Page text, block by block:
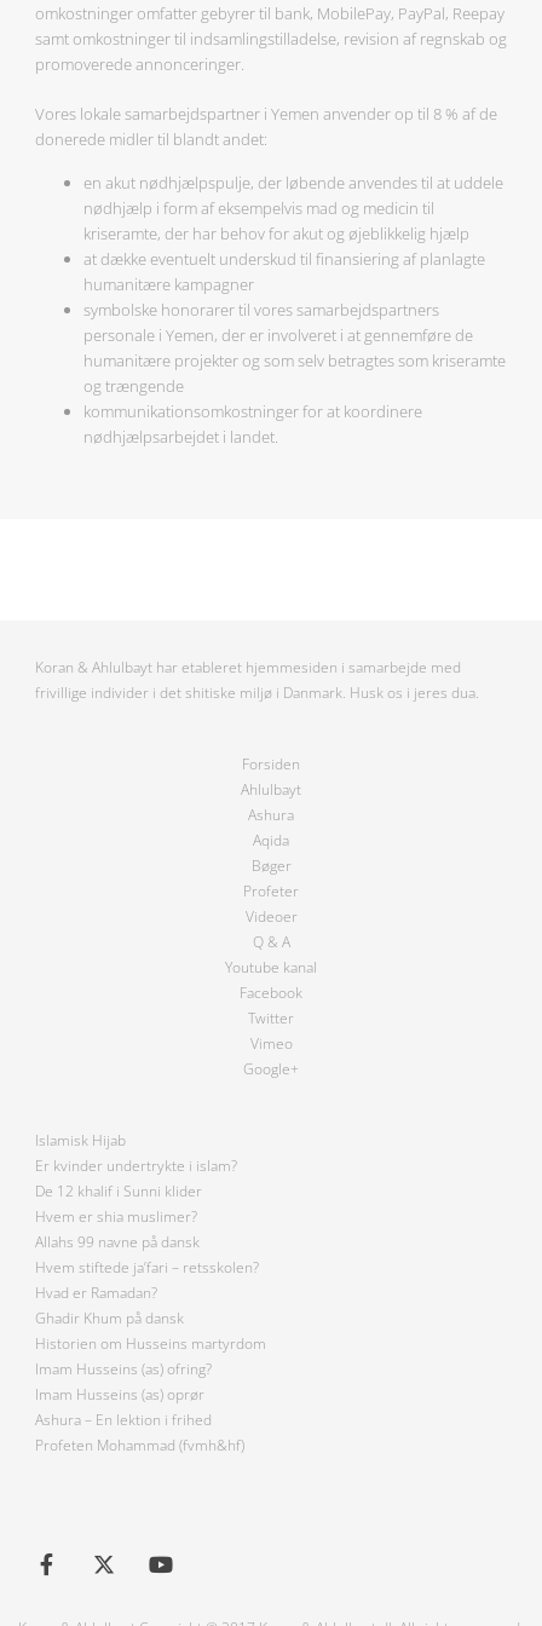
omkostninger omfatter gebyrer til bank, MobilePay, PayPal, Reepay
samt omkostninger til indsamlingstilladelse, revision af regnskab og
promoverede annonceringer.
Vores lokale samarbejdspartner i Yemen anvender op til 8 % af de
donerede midler til blandt andet:
en akut nødhjælpspulje, der løbende anvendes til at uddele
nødhjælp i form af eksempelvis mad og medicin til
kriseramte, der har behov for akut og øjeblikkelig hjælp
at dække eventuelt underskud til finansiering af planlagte
humanitære kampagner
symbolske honorarer til vores samarbejdspartners
personale i Yemen, der er involveret i at gennemføre de
humanitære projekter og som selv betragtes som kriseramte
og trængende
kommunikationsomkostninger for at koordinere
nødhjælpsarbejdet i landet.
Koran & Ahlulbayt har etableret hjemmesiden i samarbejde med
frivillige individer i det shitiske miljø i Danmark. Husk os i jeres dua.
Forsiden
Ahlulbayt
Ashura
Aqida
Bøger
Profeter
Videoer
Q & A
Youtube kanal
Facebook
Twitter
Vimeo
Google+
Islamisk Hijab
Er kvinder undertrykte i islam?
De 12 khalif i Sunni klider
Hvem er shia muslimer?
Allahs 99 navne på dansk
Hvem stiftede ja’fari – retsskolen?
Hvad er Ramadan?
Ghadir Khum på dansk
Historien om Husseins martyrdom
Imam Husseins (as) ofring?
Imam Husseins (as) oprør
Ashura – En lektion i frihed
Profeten Mohammad (fvmh&hf)